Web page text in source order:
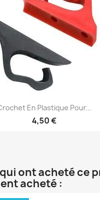
En Plastique Pour...
4,50 €
ont acheté ce
acheté :